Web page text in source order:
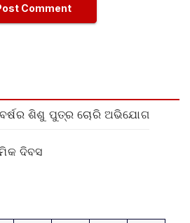
ଶିଶୁ ପୁତ୍ର ଚୋରି ଅଭିଯୋଗ
ଦିବସ